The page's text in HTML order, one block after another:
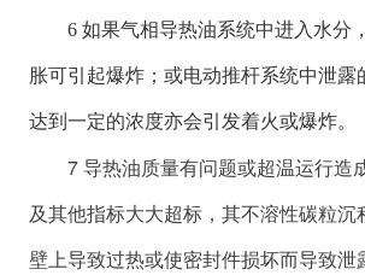
6 如果气相导热油系统中进入水分
胀可引起爆炸；或电动推杆系统中泄露
达到一定的浓度亦会引发着火或爆炸。
7 导热油质量有问题或超温运行造
及其他指标大大超标，其不溶性碳粒沉
壁上导致过热或使密封件损坏而导致泄